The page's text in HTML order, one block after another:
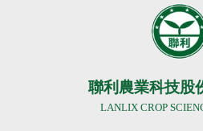
聯利農業科技股
LANLIX CROP